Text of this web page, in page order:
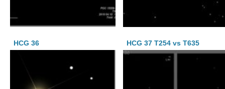
HCG 36 HCG 37 T254 vs T635